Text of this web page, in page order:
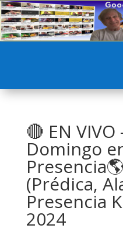
🔴 EN
Domingo
(Prédica,
Presencia
2024